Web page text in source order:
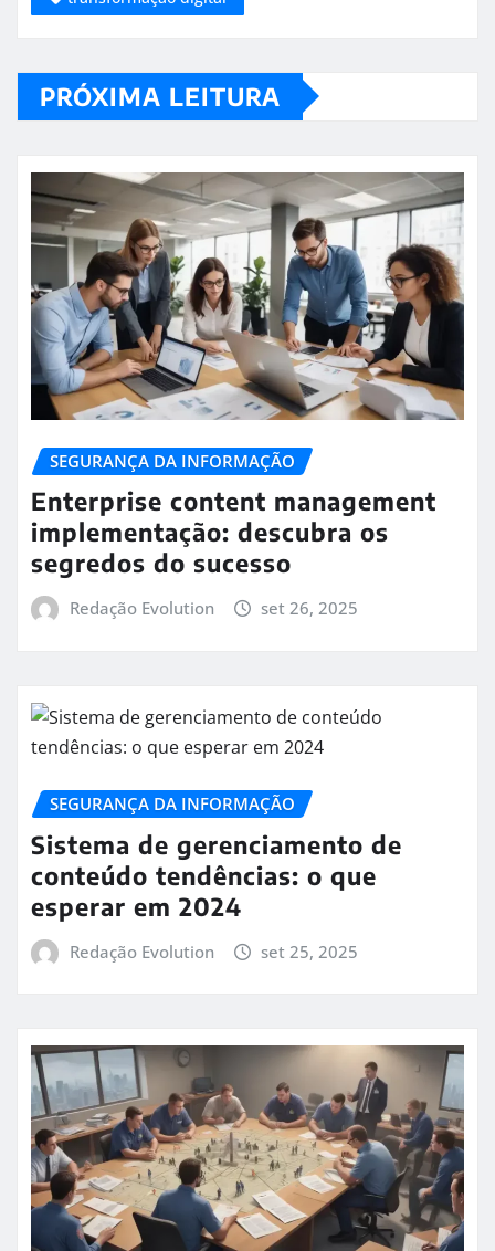
PRÓXIMA LEITURA
SEGURANÇA DA INFORMAÇÃO
Enterprise content management
implementação: descubra os
segredos do sucesso
Redação Evolution set 26, 2025
SEGURANÇA DA INFORMAÇÃO
Sistema de gerenciamento de
conteúdo tendências: o que
esperar em 2024
Redação Evolution set 25, 2025